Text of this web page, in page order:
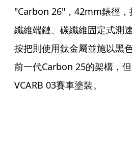
"Carbon 26"，42mm錶徑
纖維端鏈、碳纖維固定式測
按把則使用鈦金屬並施以黑
前一代Carbon 25的架構，
VCARB 03賽車塗裝。